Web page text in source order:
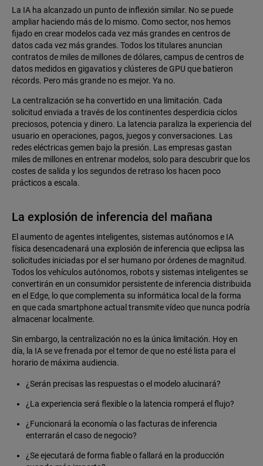
La IA ha alcanzado un punto de inflexión similar. No se puede
ampliar haciendo más de lo mismo. Como sector, nos hemos
fijado en crear modelos cada vez más grandes en centros de
datos cada vez más grandes. Todos los titulares anuncian
contratos de miles de millones de dólares, campus de centros de
datos medidos en gigavatios y clústeres de GPU que batieron
récords. Pero más grande no es mejor. Ya no.
La centralización se ha convertido en una limitación. Cada
solicitud enviada a través de los continentes desperdicia ciclos
preciosos, potencia y dinero. La latencia paraliza la experiencia del
usuario en operaciones, pagos, juegos y conversaciones. Las
redes eléctricas gemen bajo la presión. Las empresas gastan
miles de millones en entrenar modelos, solo para descubrir que los
costes de salida y los segundos de retraso los hacen poco
prácticos a escala.
La explosión de inferencia del mañana
El aumento de agentes inteligentes, sistemas autónomos e IA
física desencadenará una explosión de inferencia que eclipsa las
solicitudes iniciadas por el ser humano por órdenes de magnitud.
Todos los vehículos autónomos, robots y sistemas inteligentes se
convertirán en un consumidor persistente de inferencia distribuida
en el Edge, lo que complementa su informática local de la forma
en que cada smartphone actual transmite vídeo que nunca podría
almacenar localmente.
Sin embargo, la centralización no es la única limitación. Hoy en
día, la IA se ve frenada por el temor de que no esté lista para el
horario de máxima audiencia.
¿Serán precisas las respuestas o el modelo alucinará?
¿La experiencia será flexible o la latencia romperá el flujo?
¿Funcionará la economía o las facturas de inferencia
enterrarán el caso de negocio?
¿Se ejecutará de forma fiable o fallará en la producción